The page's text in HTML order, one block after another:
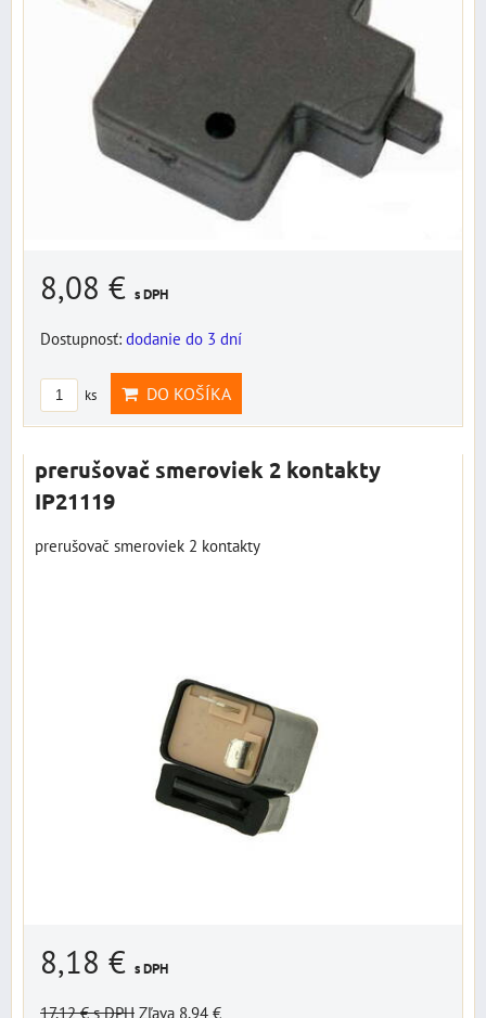
8,08 € s DPH
Dostupnosť: dodanie do 3 dní
ks DO KOŠÍKA
prerušovač smeroviek 2 kontakty
IP21119
prerušovač smeroviek 2 kontakty
8,18 € s DPH
17,12 €s DPH Zľava 8,94 €